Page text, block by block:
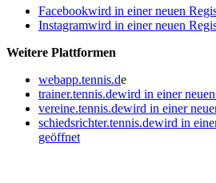
Facebookwird in einer neuen
Instagramwird in einer neuen
Weitere Plattformen
webapp.tennis.de
trainer.tennis.dewird in einer
vereine.tennis.dewird in einer
schiedsrichter.tennis.dewird in
geöffnet